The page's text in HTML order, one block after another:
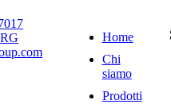
Home
Chi
siamo
Prodotti